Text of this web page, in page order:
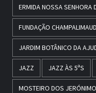
ERMIDA NOSSA SENHORA
FUNDAÇÃO CHAMPALIMAUD
JARDIM BOTÂNICO DA
JAZZ JAZZ ÀS 5ªS
MOSTEIRO DOS